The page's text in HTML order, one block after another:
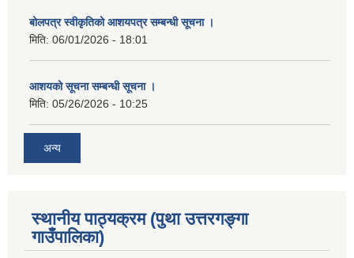
बोलपत्र स्वीकृतिको आशयपत्र सम्बन्धी सूचना ।
मिति: 06/01/2026 - 18:01
आशयको सूचना सम्बन्धी सूचना ।
मिति: 05/26/2026 - 10:25
अन्य
स्थानीय पाठ्यक्रम (पुथा उत्तरगङ्गा
गाउँपालिका)